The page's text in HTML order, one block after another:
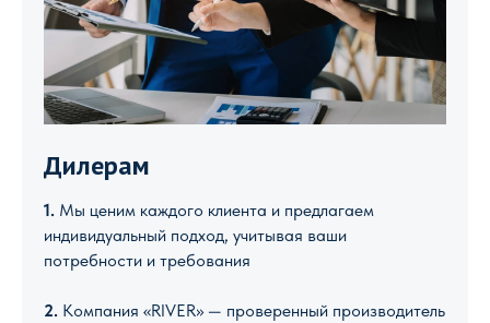
Дилерам
1. Мы ценим каждого клиента и предлагаем
индивидуальный подход, учитывая ваши
потребности и требования
2. Компания «RIVER» — проверенный производитель